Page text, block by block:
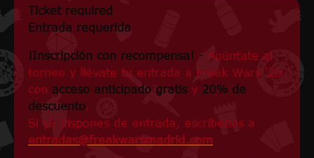
Ticket required
Entrada requerida
¡Inscripción con recompensa! - Apúntate al
torneo y llévate tu entrada a Freak Wars '26
con acceso anticipado gratis y 20% de
descuento.
Si ya dispones de entrada, escríbenos a
entradas@freakwarsmadrid.com